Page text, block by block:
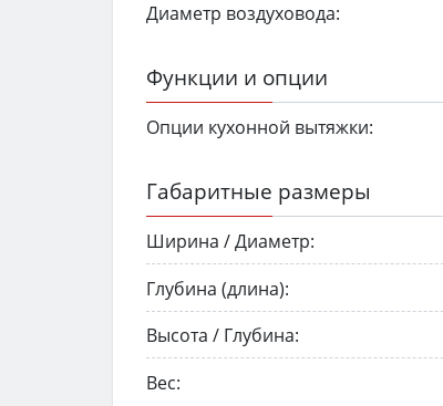
Диаметр воздуховода:
Функции и опции
Опции кухонной вытяжки:
Габаритные размеры
Ширина / Диаметр:
Глубина (длина):
Высота / Глубина:
Вес: